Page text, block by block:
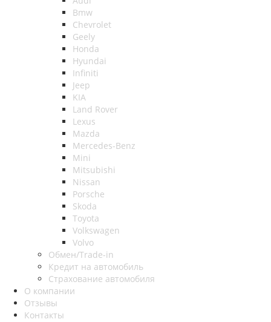
Bmw
Chevrolet
Geely
Honda
Hyundai
Infiniti
Jeep
KIA
Land Rover
Lexus
Mazda
Mercedes-Benz
Mini
Mitsubishi
Nissan
Porsche
Skoda
Toyota
Volkswagen
Volvo
Обмен/Trade-in
Кредит на автомобиль
Страхование автомобиля
О компании
Отзывы
Контакты